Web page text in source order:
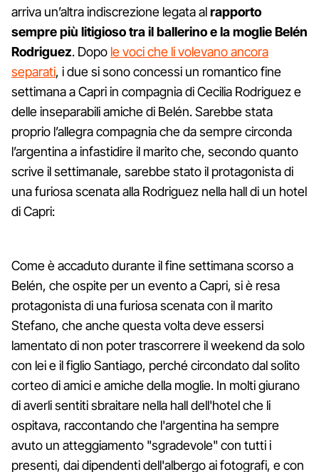
arriva un’altra indiscrezione legata alrapporto
sempre più litigioso tra il ballerino e la moglie Belén
Rodriguez. Dopo le voci che li volevano ancora
separati, i due si sono concessi un romantico fine
settimana a Capri in compagnia di Cecilia Rodriguez e
delle inseparabili amiche di Belén. Sarebbe stata
proprio l’allegra compagnia che da sempre circonda
l’argentina a infastidire il marito che, secondo quanto
scrive il settimanale, sarebbe stato il protagonista di
una furiosa scenata alla Rodriguez nella hall di un hotel
di Capri:
Come è accaduto durante il fine settimana scorso a
Belén, che ospite per un evento a Capri, si è resa
protagonista di una furiosa scenata con il marito
Stefano, che anche questa volta deve essersi
lamentato di non poter trascorrere il weekend da solo
con lei e il figlio Santiago, perché circondato dal solito
corteo di amici e amiche della moglie. In molti giurano
di averli sentiti sbraitare nella hall dell'hotel che li
ospitava, raccontando che l'argentina ha sempre
avuto un atteggiamento "sgradevole" con tutti i
presenti, dai dipendenti dell'albergo ai fotografi, e con